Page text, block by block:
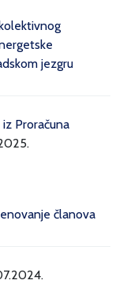
jezgru
Proračuna
članova